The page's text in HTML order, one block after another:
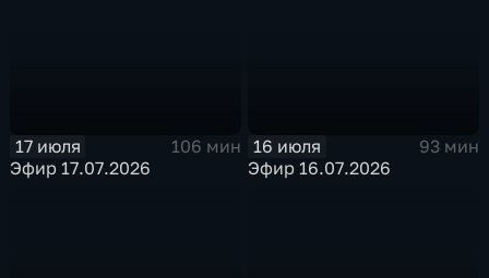
17 июля
106 мин
Эфир 17.07.2026
16 июля
93 мин
Эфир 16.07.2026